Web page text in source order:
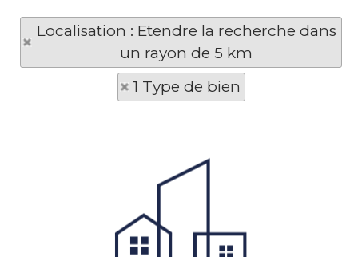
Localisation : Etendre la recherche dans
un rayon de 5 km
1 Type de bien